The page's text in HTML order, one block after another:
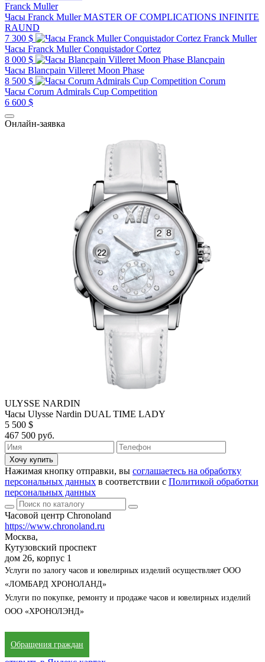
Franck Muller
Часы Franck Muller MASTER OF COMPLICATIONS INFINITE
RAUND
7 300 $
Franck Muller
Часы Franck Muller Conquistador Cortez
8 000 $
Blancpain
Часы Blancpain Villeret Moon Phase
8 500 $
Corum
Часы Corum Admirals Cup Competition
6 600 $
Онлайн-заявка
ULYSSE NARDIN
Часы Ulysse Nardin DUAL TIME LADY
5 500 $
467 500 руб.
Хочу купить
Нажимая кнопку отправки, вы соглашаетесь на обработку
персональных данных в соответствии с Политикой обработки
персональных данных
Часовой центр Chronoland
https://www.chronoland.ru
Москва,
Кутузовский проспект
дом 26, корпус 1
Услуги по залогу часов и ювелирных изделий осуществляет ООО
«ЛОМБАРД ХРОНОЛАНД»
Услуги по покупке, ремонту и продаже часов и ювелирных изделий
ООО «ХРОНОЛЭНД»
Обращения граждан